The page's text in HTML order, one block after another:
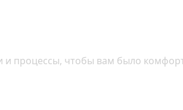
процессы, чтобы вам было